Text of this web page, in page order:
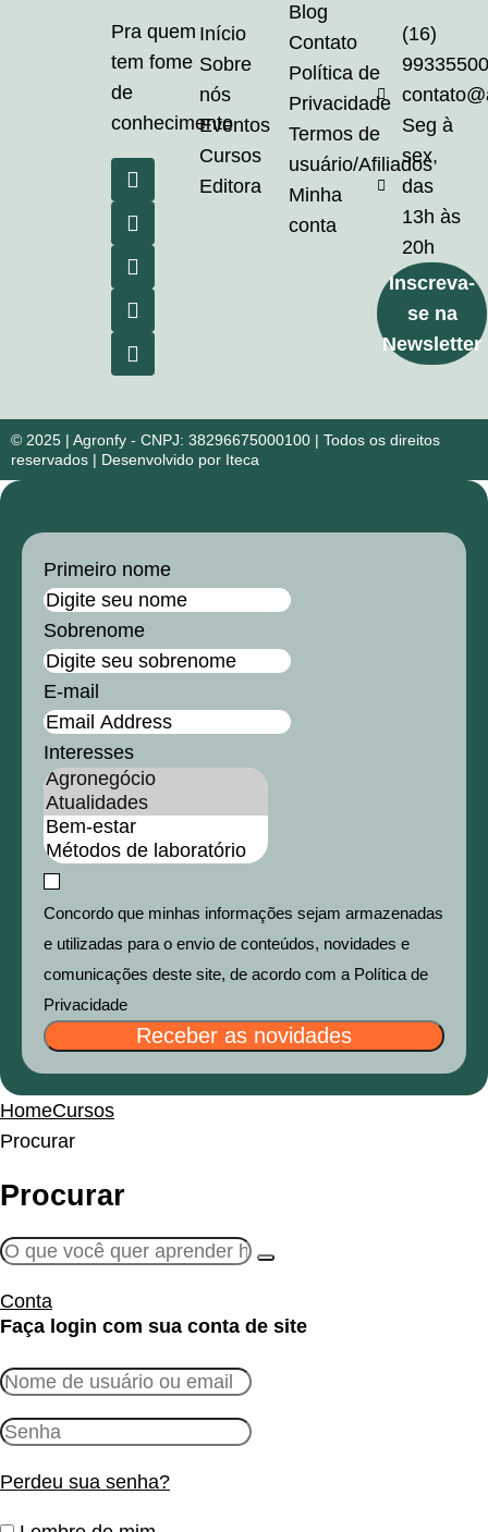
Pra quem
tem fome
de
conhecimento
Início
Sobre
nós
Eventos
Cursos
Editora
Blog
Contato
Política de
Privacidade
Termos de
usuário/Afiliados
Minha
conta
(16)
Seg à
sex,
das
13h às
20h
Inscreva-
se na
Newsletter
© 2025 | Agronfy - CNPJ: 38296675000100 | Todos os direitos
reservados | Desenvolvido por Iteca
Primeiro nome
Sobrenome
E-mail
Interesses
Concordo que minhas informações sejam armazenadas
e utilizadas para o envio de conteúdos, novidades e
comunicações deste site, de acordo com a Política de
Privacidade
Receber as novidades
HomeCursos
Procurar
Procurar
Conta
Faça login com sua conta de site
Perdeu sua senha?